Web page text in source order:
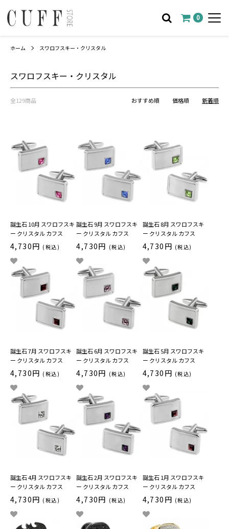
0
ホーム スワロフスキー・クリスタル
スワロフスキー・クリスタル
全129商品 おすすめ順 価格順 新着順
誕生石 10月 スワロフスキ
ー クリスタル カフス
4,730円 (税込)
誕生石 9月 スワロフスキ
ー クリスタル カフス
4,730円 (税込)
誕生石 8月 スワロフスキ
ー クリスタル カフス
4,730円 (税込)
誕生石 7月 スワロフスキ
ー クリスタル カフス
4,730円 (税込)
誕生石 6月 スワロフスキ
ー クリスタル カフス
4,730円 (税込)
誕生石 5月 スワロフスキ
ー クリスタル カフス
4,730円 (税込)
誕生石 4月 スワロフスキ
ー クリスタル カフス
4,730円 (税込)
誕生石 2月 スワロフスキ
ー クリスタル カフス
4,730円 (税込)
誕生石 1月 スワロフスキ
ー クリスタル カフス
4,730円 (税込)